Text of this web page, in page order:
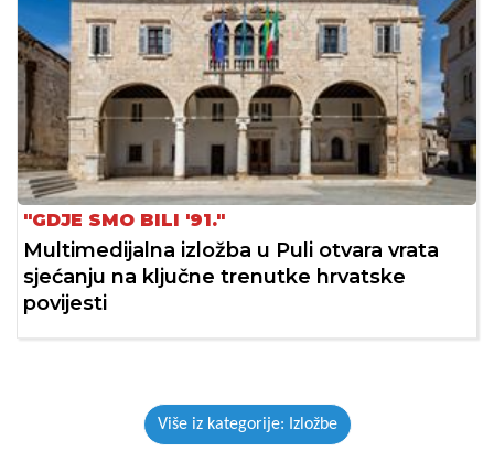
"GDJE SMO BILI '91."
Multimedijalna izložba u Puli otvara vrata
sjećanju na ključne trenutke hrvatske
povijesti
Više iz kategorije: Izložbe